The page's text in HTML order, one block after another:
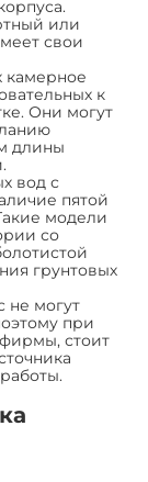
или
свои
камерное
к
Они могут
длины
вод с
пятой
модели
со
грунтовых
не могут
при
стоит